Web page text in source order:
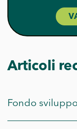
Articoli
Fondo